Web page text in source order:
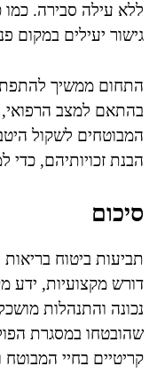
ללא עילה סבירה.
גישור יעילים במקום
התחום ממשיך
בהתאם למצב הרפואי,
המבוטחים לשקול
הבנת זכויותיהם,
סיכום
תביעות ביטוח
דורש מקצועיות, ידע
נכונה והתנהלות
שהובטחו במסגרת
קריטיים בחיי